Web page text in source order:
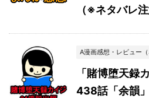
（※ネタバレ注
A漫画感想・レビュー（
「賭博堕天録
438話「余韻